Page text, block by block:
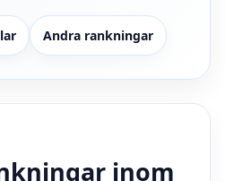
Andra rankningar
inom